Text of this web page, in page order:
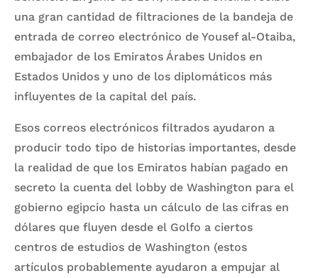
una gran cantidad de filtraciones de la bandeja de
entrada de correo electrónico de Yousef al-Otaiba,
embajador de los Emiratos Árabes Unidos en
Estados Unidos y uno de los diplomáticos más
influyentes de la capital del país.
Esos correos electrónicos filtrados ayudaron a
producir todo tipo de historias importantes, desde
la realidad de que los Emiratos habían pagado en
secreto la cuenta del lobby de Washington para el
gobierno egipcio hasta un cálculo de las cifras en
dólares que fluyen desde el Golfo a ciertos
centros de estudios de Washington (estos
artículos probablemente ayudaron a empujar al